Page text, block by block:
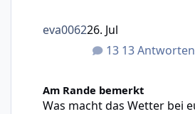
13 Antworten
eva006226. Jul
Am Rande bemerkt
Was macht das Wetter bei